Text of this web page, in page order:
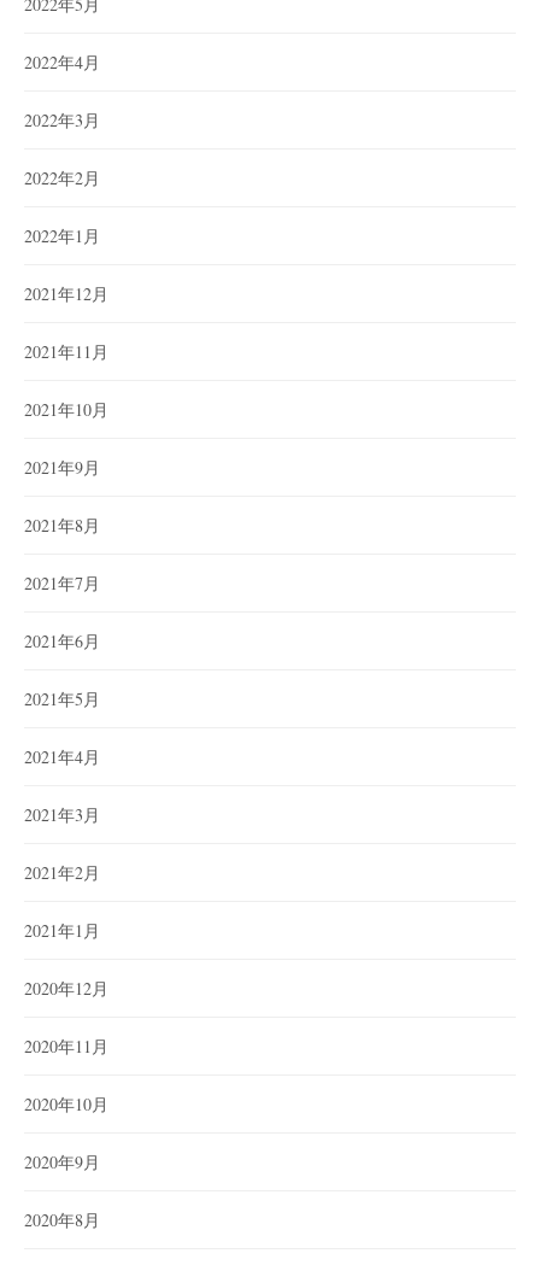
2022年4月
2022年3月
2022年2月
2022年1月
2021年12月
2021年11月
2021年10月
2021年9月
2021年8月
2021年7月
2021年6月
2021年5月
2021年4月
2021年3月
2021年2月
2021年1月
2020年12月
2020年11月
2020年10月
2020年9月
2020年8月